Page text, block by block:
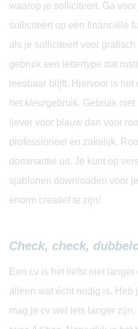
waarop je solliciteert. Ga
solliciteert op een financiële
als je solliciteert voor
gebruik een lettertype dat
leesbaar blijft. Hiervoor is
het kleurgebruik. Gebruik
liever voor blauw dan voor
professioneel en zakelijk.
dominantie uit. Je kunt op
sjablonen downloaden voor
enorm creatief te zijn!
Check, check,
Een cv is het liefst niet langer
alleen wat écht nodig is. Heb
mag je cv wel iets langer